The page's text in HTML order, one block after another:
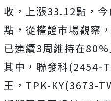
收，上漲33.12點，
點，從權證市場觀察
已連續3周維持在80%
其中，聯發科(2454-
王，TPK-KY(3673-